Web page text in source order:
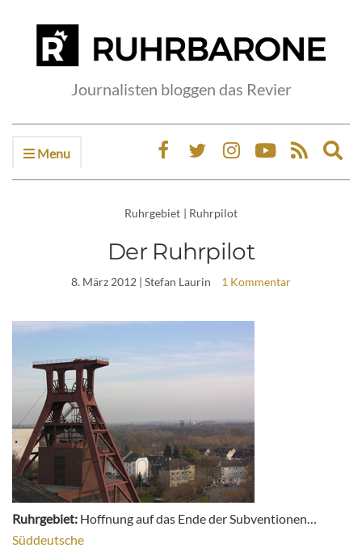
Journalisten bloggen das Revier
Menu
Ruhrgebiet | Ruhrpilot
Der Ruhrpilot
8. März 2012 | Stefan Laurin 1 Kommentar
Ruhrgebiet: Hoffnung auf das Ende der Subventionen…
Süddeutsche